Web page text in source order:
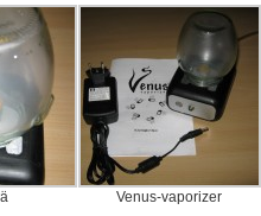
Venus-vaporizer